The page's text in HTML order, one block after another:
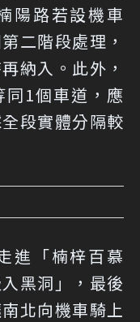
陽路若設機車
二階段處理，
納入。此外，
同1個車道，應
段實體分隔較
進「楠梓百慕
黑洞」，最後
北向機車騎上